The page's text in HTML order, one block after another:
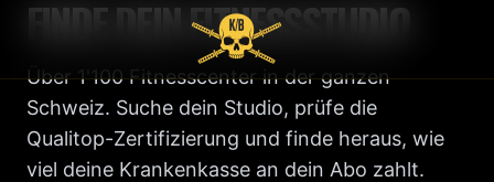
FINDE DEIN FITNESSSTUDIO
Über 1'100 Fitnesscenter in der ganzen
Schweiz. Suche dein Studio, prüfe die
Qualitop-Zertifizierung und finde heraus, wie
viel deine Krankenkasse an dein Abo zahlt.